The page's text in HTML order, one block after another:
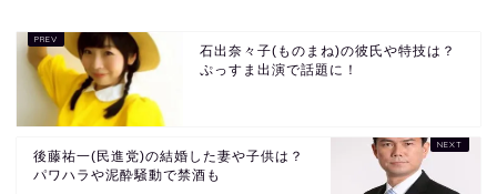
石出奈々子(ものまね)の彼氏や特技は？
ぷっすま出演で話題に！
後藤祐一(民進党)の結婚した妻や子供は？
パワハラや泥酔騒動で禁酒も